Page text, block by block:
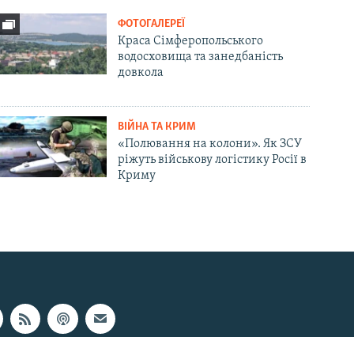
ФОТОГАЛЕРЕЇ
Краса Сімферопольського
водосховища та занедбаність
довкола
ВІЙНА ТА КРИМ
«Полювання на колони». Як ЗСУ
ріжуть військову логістику Росії в
Криму